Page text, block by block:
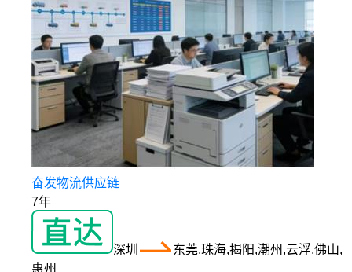
奋发物流供应链
7年
深圳
东莞,珠海,揭阳,潮州,云浮,佛山,
惠州